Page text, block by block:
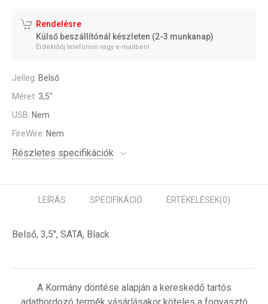
Rendelésre
Külső beszállítónál készleten (2-3 munkanap)
Érdeklődj telefonon vagy e-mailben!
Jelleg: Belső
Méret: 3,5"
USB: Nem
FireWire: Nem
Részletes specifikációk
LEÍRÁS SPECIFIKÁCIÓ ÉRTÉKELÉSEK(0)
Belső, 3,5", SATA, Black
A Kormány döntése alapján a kereskedő tartós